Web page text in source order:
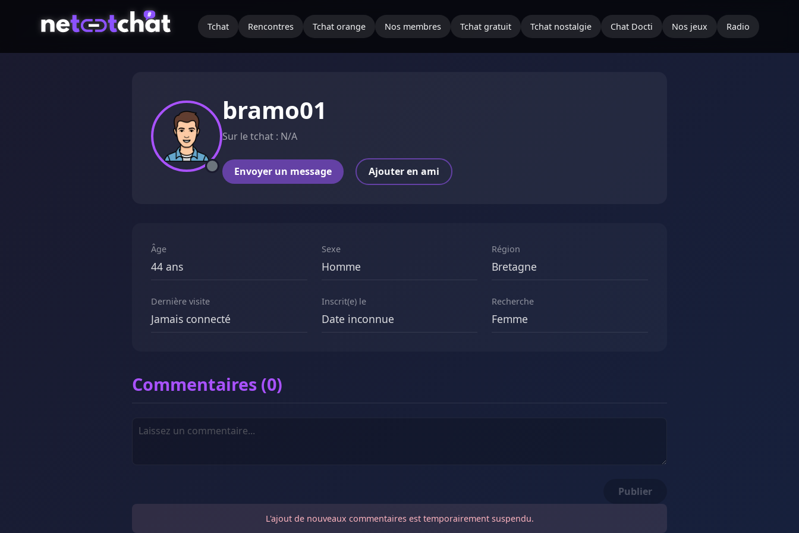
Tchat Rencontres Tchat orange Nos membres Tchat gratuit Tchat nostalgie Chat Docti Nos jeux Radio
bramo01
Sur le tchat : N/A
Envoyer un message Ajouter en ami
Âge
44 ans
Sexe
Homme
Région
Bretagne
Dernière visite
Jamais connecté
Inscrit(e) le
Date inconnue
Recherche
Femme
Commentaires (0)
Publier
L'ajout de nouveaux commentaires est temporairement suspendu.